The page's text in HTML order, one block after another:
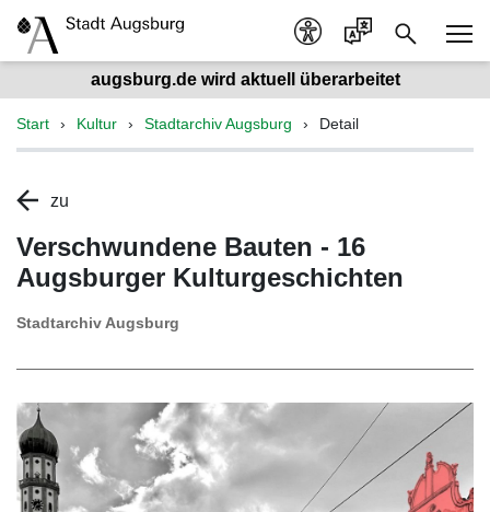
augsburg.de wird aktuell überarbeitet
Start Kultur Stadtarchiv Augsburg Detail
zu
Verschwundene Bauten - 16
Augsburger Kulturgeschichten
Stadtarchiv Augsburg